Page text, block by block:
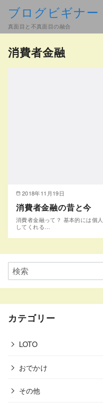
ブログビギナ
真面目と不真面目の融合
消費者金融
2018年11月19日
消費者金融の昔と今
消費者金融って？ 基本的には個
してくれる…
カテゴリー
LOTO
おでかけ
その他